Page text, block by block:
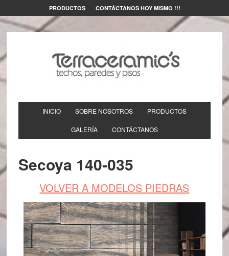
PRODUCTOS CONTÁCTANOS HOY MISMO !!!
INICIO SOBRE NOSOTROS PRODUCTOS
GALERÍA CONTÁCTANOS
Secoya 140-035
VOLVER A MODELOS PIEDRAS